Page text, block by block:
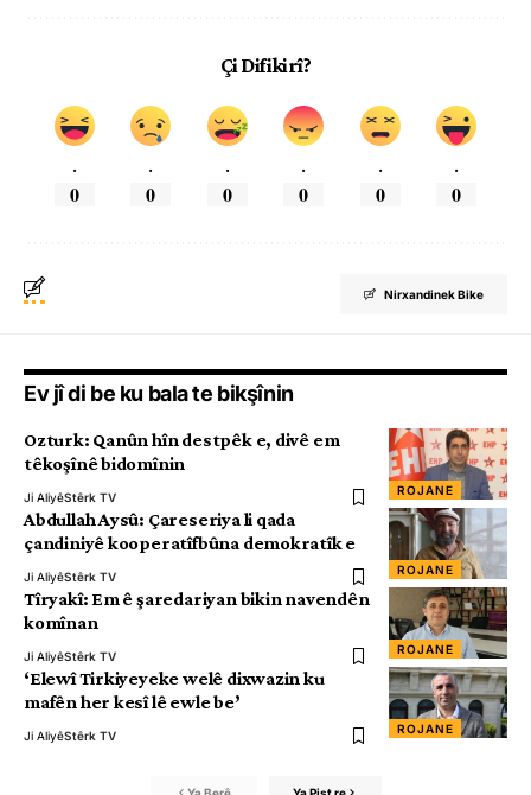
Çi Difikirî?
.
0
.
0
.
0
.
0
.
0
.
0
Nirxandinek Bike
Ev jî di be ku bala te bikşînin
ROJANE
Ozturk: Qanûn hîn destpêk e, divê em
têkoşînê bidomînin
Ji AliyêStêrk TV
ROJANE
Abdullah Aysû: Çareseriya li qada
çandiniyê kooperatîfbûna demokratîk e
Ji AliyêStêrk TV
ROJANE
Tîryakî: Em ê şaredariyan bikin navendên
komînan
Ji AliyêStêrk TV
ROJANE
‘Elewî Tirkiyeyeke welê dixwazin ku
mafên her kesî lê ewle be’
Ji AliyêStêrk TV